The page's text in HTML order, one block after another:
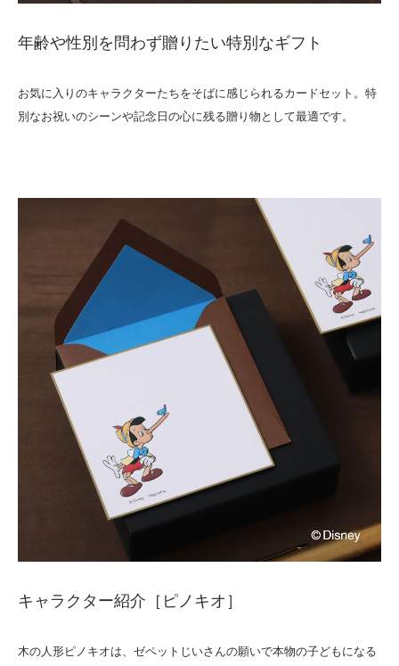
年齢や性別を問わず贈りたい特別なギフト
お気に入りのキャラクターたちをそばに感じられるカードセット。特
別なお祝いのシーンや記念日の心に残る贈り物として最適です。
キャラクター紹介［ピノキオ］
木の人形ピノキオは、ゼペットじいさんの願いで本物の子どもになる